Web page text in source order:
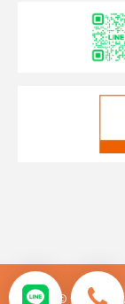
© 便利屋札